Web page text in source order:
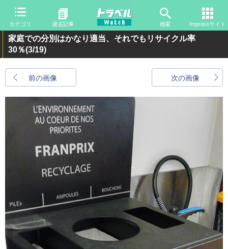
カテゴリ 過去記事 検索 Impressサイト
家庭での分別はかなり適当、それでもリサイクル率
30％(3/19)
前の画像 次の画像